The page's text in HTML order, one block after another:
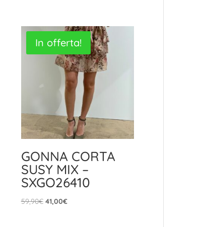
In offerta!
GONNA CORTA
SUSY MIX –
SXGO26410
59,90€ Il
41,00€Il